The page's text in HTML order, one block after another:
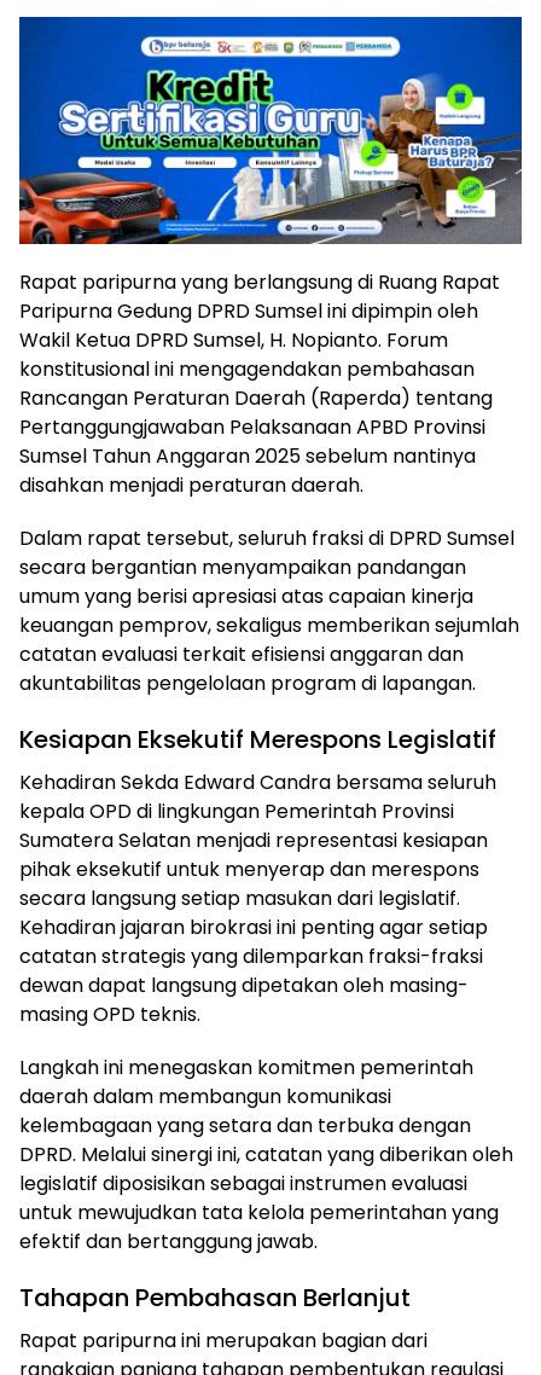
Rapat paripurna yang berlangsung di Ruang Rapat
Paripurna Gedung DPRD Sumsel ini dipimpin oleh
Wakil Ketua DPRD Sumsel, H. Nopianto. Forum
konstitusional ini mengagendakan pembahasan
Rancangan Peraturan Daerah (Raperda) tentang
Pertanggungjawaban Pelaksanaan APBD Provinsi
Sumsel Tahun Anggaran 2025 sebelum nantinya
disahkan menjadi peraturan daerah.
Dalam rapat tersebut, seluruh fraksi di DPRD Sumsel
secara bergantian menyampaikan pandangan
umum yang berisi apresiasi atas capaian kinerja
keuangan pemprov, sekaligus memberikan sejumlah
catatan evaluasi terkait efisiensi anggaran dan
akuntabilitas pengelolaan program di lapangan.
Kesiapan Eksekutif Merespons Legislatif
Kehadiran Sekda Edward Candra bersama seluruh
kepala OPD di lingkungan Pemerintah Provinsi
Sumatera Selatan menjadi representasi kesiapan
pihak eksekutif untuk menyerap dan merespons
secara langsung setiap masukan dari legislatif.
Kehadiran jajaran birokrasi ini penting agar setiap
catatan strategis yang dilemparkan fraksi-fraksi
dewan dapat langsung dipetakan oleh masing-
masing OPD teknis.
Langkah ini menegaskan komitmen pemerintah
daerah dalam membangun komunikasi
kelembagaan yang setara dan terbuka dengan
DPRD. Melalui sinergi ini, catatan yang diberikan oleh
legislatif diposisikan sebagai instrumen evaluasi
untuk mewujudkan tata kelola pemerintahan yang
efektif dan bertanggung jawab.
Tahapan Pembahasan Berlanjut
Rapat paripurna ini merupakan bagian dari
rangkaian panjang tahapan pembentukan regulasi